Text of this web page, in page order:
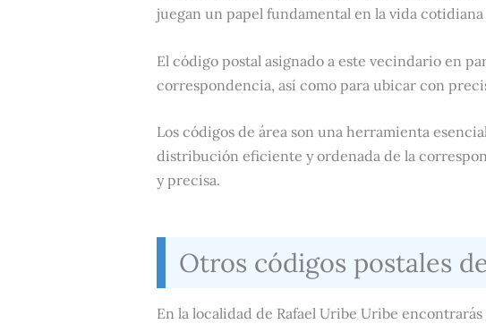
juegan un papel fundamental en la vida
El código postal asignado a este vecindario en
correspondencia, así como para ubicar con
Los códigos de área son una herramienta
distribución eficiente y ordenada de la
y precisa.
Otros códigos postales
En la localidad de Rafael Uribe Uribe